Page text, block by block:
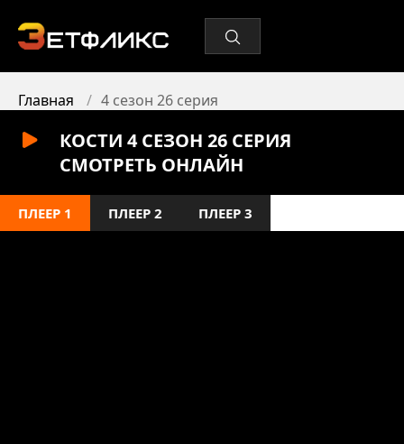
Главная 4 сезон 26 серия
КОСТИ 4 СЕЗОН 26 СЕРИЯ
СМОТРЕТЬ ОНЛАЙН
ПЛЕЕР 1 ПЛЕЕР 2 ПЛЕЕР 3